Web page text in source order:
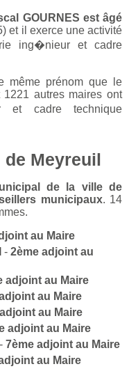
GOURNES est âgé
et il exerce une activité
ing�nieur et cadre
même prénom que le
autres maires ont
et cadre technique
Meyreuil
de la ville de
municipaux. 14
au Maire
- 2ème adjoint au
adjoint au Maire
au Maire
au Maire
adjoint au Maire
- 7ème adjoint au Maire
au Maire